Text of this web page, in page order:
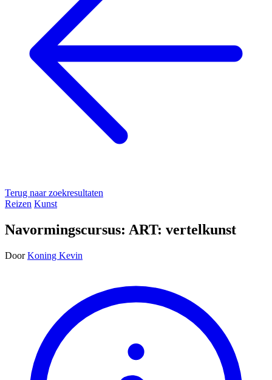
Terug naar zoekresultaten
Reizen Kunst
Navormingscursus: ART: vertelkunst
Door Koning Kevin